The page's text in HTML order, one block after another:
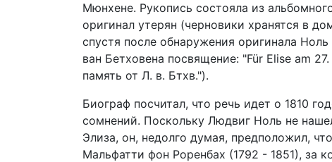
Мюнхене. Рукопись состояла из
оригинал утерян (черновики хранятся в
спустя после обнаружения оригинала
ван Бетховена посвящение: "Für Elise am
память от Л. в. Бтхв.").
Биограф посчитал, что речь идет о 1810
сомнений. Поскольку Людвиг Ноль не
Элиза, он, недолго думая, предположил,
Мальфатти фон Роренбах (1792 - 1851), за